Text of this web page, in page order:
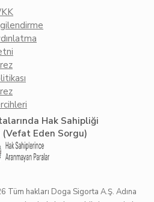
Hak Sahipliği
Eden Sorgu)
Tüm hakları Doga Sigorta A.Ş. Adına